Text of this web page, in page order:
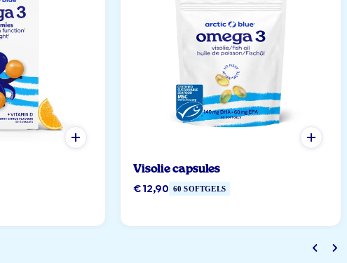
Visolie capsules
€ 12,90 60 SOFTGELS